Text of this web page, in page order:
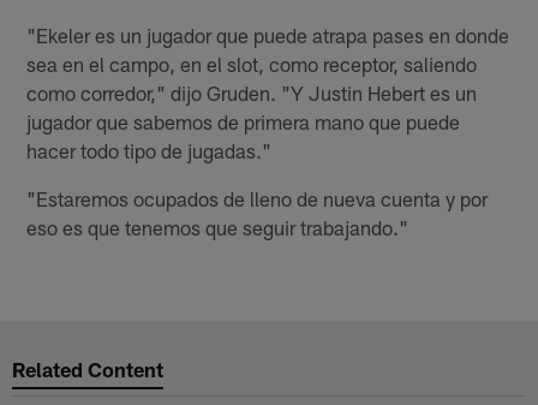
"Ekeler es un jugador que puede atrapa pases en donde
sea en el campo, en el slot, como receptor, saliendo
como corredor," dijo Gruden. "Y Justin Hebert es un
jugador que sabemos de primera mano que puede
hacer todo tipo de jugadas."
"Estaremos ocupados de lleno de nueva cuenta y por
eso es que tenemos que seguir trabajando."
Related Content